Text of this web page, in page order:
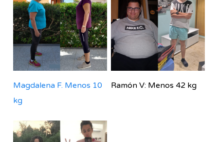
Magdalena F. Menos 10
kg
Ramón V: Menos 42 kg